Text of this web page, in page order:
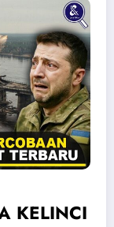
KELINCI